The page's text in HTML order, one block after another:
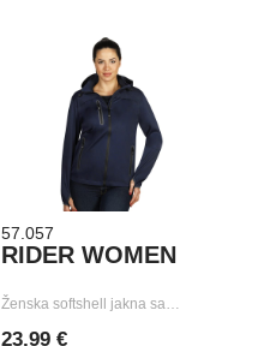
57.057
RIDER WOMEN
Ženska softshell jakna sa…
23,99 €